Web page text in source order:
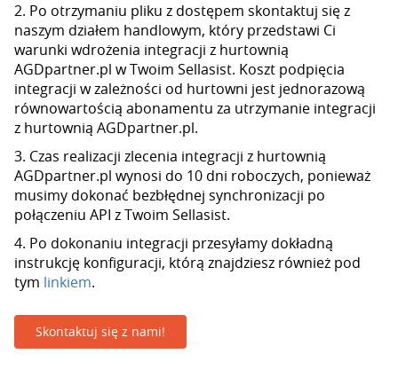
2. Po otrzymaniu pliku z dostępem skontaktuj się z
naszym działem handlowym, który przedstawi Ci
warunki wdrożenia integracji z hurtownią
AGDpartner.pl w Twoim Sellasist. Koszt podpięcia
integracji w zależności od hurtowni jest jednorazową
równowartością abonamentu za utrzymanie integracji
z hurtownią AGDpartner.pl.
3. Czas realizacji zlecenia integracji z hurtownią
AGDpartner.pl wynosi do 10 dni roboczych, ponieważ
musimy dokonać bezbłędnej synchronizacji po
połączeniu API z Twoim Sellasist.
4. Po dokonaniu integracji przesyłamy dokładną
instrukcję konfiguracji, którą znajdziesz również pod
tym linkiem.
Skontaktuj się z nami!